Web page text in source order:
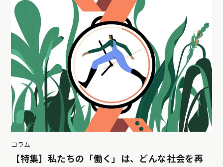
コラム
【特集】私たちの「働く」は、どんな社会を再